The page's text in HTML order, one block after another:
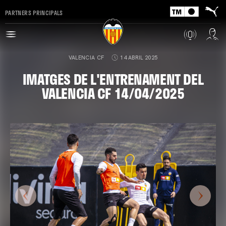
PARTNERS PRINCIPALS
VALENCIA CF 14 ABRIL 2025
IMATGES DE L'ENTRENAMENT DEL
VALENCIA CF 14/04/2025